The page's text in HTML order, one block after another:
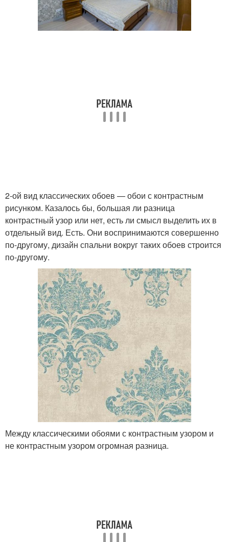
2-ой вид классических обоев — обои с контрастным
рисунком. Казалось бы, большая ли разница
контрастный узор или нет, есть ли смысл выделить их в
отдельный вид. Есть. Они воспринимаются совершенно
по-другому, дизайн спальни вокруг таких обоев строится
по-другому.
Между классическими обоями с контрастным узором и
не контрастным узором огромная разница.